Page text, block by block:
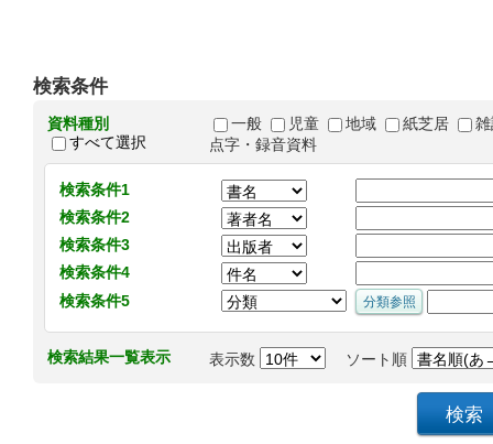
検索条件
資料種別
すべて選択
一般 児童 地域 紙芝居
点字・録音資料
検索条件1
検索条件2
検索条件3
検索条件4
検索条件5
検索結果一覧表示 表示数 ソート順